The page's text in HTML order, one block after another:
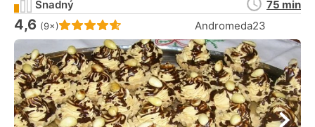
Hodnocení receptu je
4,6 (9×) Andromeda23
Snadný
Doba
75 min